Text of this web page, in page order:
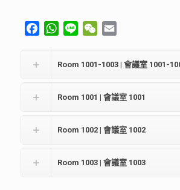
FacebookWhatsApp
Line WeChat
Room 1001-1003 | 會議室 1001-
Room 1001 | 會議室 1001
Room 1002 | 會議室 1002
Room 1003 | 會議室 1003